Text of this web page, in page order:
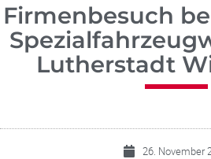
Firmenbesuch
Lutherstadt
26. November